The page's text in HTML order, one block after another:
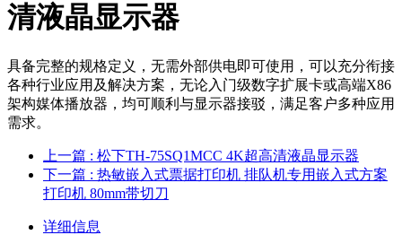
清液晶显示器
具备完整的规格定义，无需外部供电即可使用，可以充分衔接
各种行业应用及解决方案，无论入门级数字扩展卡或高端X86
架构媒体播放器，均可顺利与显示器接驳，满足客户多种应用
需求。
上一篇 : 松下TH-75SQ1MCC 4K超高清液晶显示器
下一篇 : 热敏嵌入式票据打印机 排队机专用嵌入式方案
打印机 80mm带切刀
详细信息